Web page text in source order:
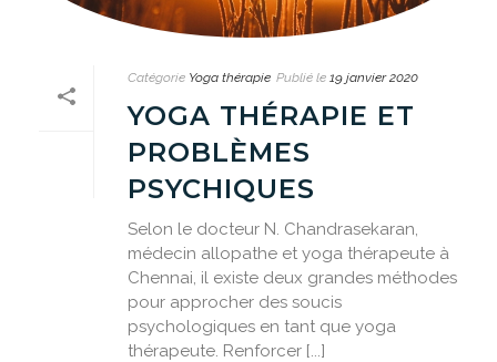
Catégorie Yoga thérapie Publié le 19 janvier 2020
YOGA THÉRAPIE ET
PROBLÈMES
PSYCHIQUES
Selon le docteur N. Chandrasekaran,
médecin allopathe et yoga thérapeute à
Chennai, il existe deux grandes méthodes
pour approcher des soucis
psychologiques en tant que yoga
thérapeute. Renforcer [...]